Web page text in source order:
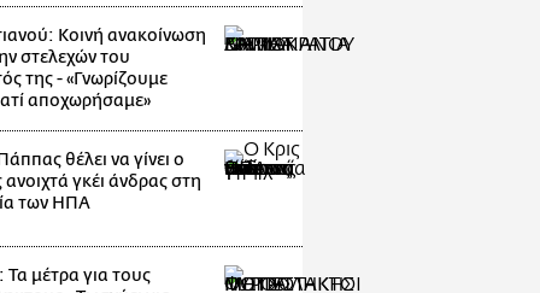
Blogs
Οι Αθηναίοι
Απώλειες
Lgbtqi+
Επιλογές
Κοινή ανακοίνωση
στελεχών του
της - «Γνωρίζουμε
αποχωρήσαμε»
θέλει να γίνει ο
γκέι άνδρας στη
των ΗΠΑ
Τα μέτρα για τους